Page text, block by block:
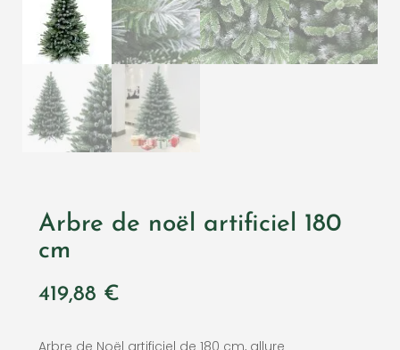
Arbre de noël artificiel 180
cm
419,88 €